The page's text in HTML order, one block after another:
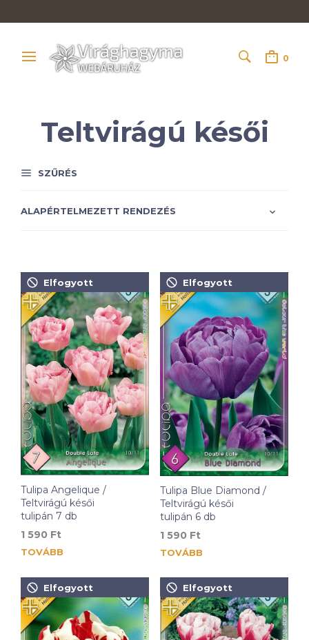
0
Teltvirágú késői
SZŰRÉS
Tulipa Angelique /
Teltvirágú késői
tulipán 7 db
1 590 Ft
Elfogyott
TOVÁBB
Tulipa Blue Diamond /
Teltvirágú késői
tulipán 6 db
1 590 Ft
Elfogyott
TOVÁBB
Elfogyott Elfogyott